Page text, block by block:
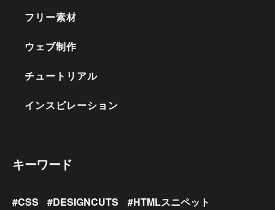
フリー素材
ウェブ制作
チュートリアル
インスピレーション
キーワード
CSS DESIGNCUTS
HTMLスニペット